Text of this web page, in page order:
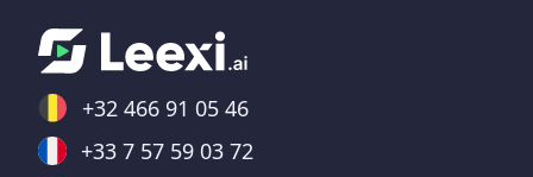
+32 466 91 05 46
+33 7 57 59 03 72